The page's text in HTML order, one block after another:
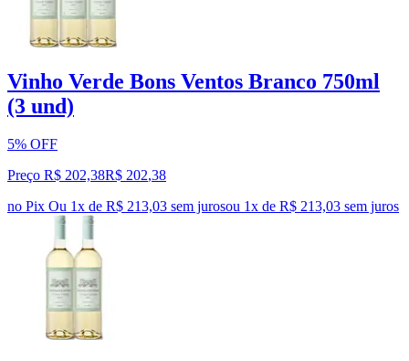
Vinho Verde Bons Ventos Branco 750ml
(3 und)
5% OFF
Preço R$ 202,38R$ 202,38
no Pix Ou 1x de R$ 213,03 sem jurosou 1x de R$ 213,03 sem juros